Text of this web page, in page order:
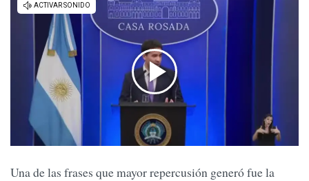
Una de las frases que mayor repercusión generó fue la